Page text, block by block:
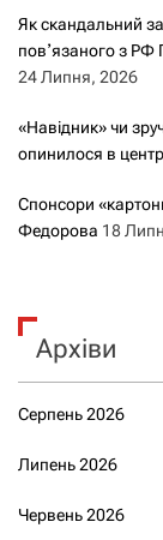
Як скандальний
повʼязаного з РФ
24 Липня, 2026
«Навідник» чи
опинилося в
Спонсори
Федорова 18
Архіви
Серпень 2026
Липень 2026
Червень 2026